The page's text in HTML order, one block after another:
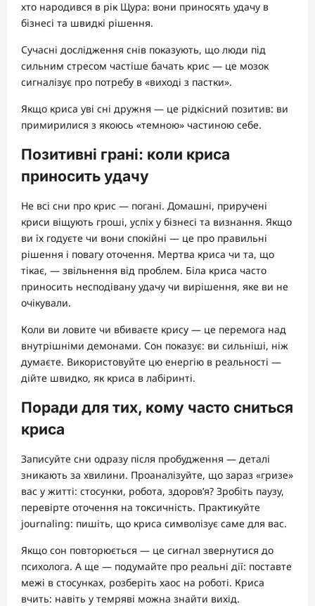
хто народився в рік Щура: вони приносять удачу в
бізнесі та швидкі рішення.
Сучасні дослідження снів показують, що люди під
сильним стресом частіше бачать крис — це мозок
сигналізує про потребу в «виході з пастки».
Якщо криса уві сні дружня — це рідкісний позитив: ви
примирилися з якоюсь «темною» частиною себе.
Позитивні грані: коли криса
приносить удачу
Не всі сни про крис — погані. Домашні, приручені
криси віщують гроші, успіх у бізнесі та визнання. Якщо
ви їх годуєте чи вони спокійні — це про правильні
рішення і повагу оточення. Мертва криса чи та, що
тікає, — звільнення від проблем. Біла криса часто
приносить несподівану удачу чи вирішення, яке ви не
очікували.
Коли ви ловите чи вбиваєте крису — це перемога над
внутрішніми демонами. Сон показує: ви сильніші, ніж
думаєте. Використовуйте цю енергію в реальності —
дійте швидко, як криса в лабіринті.
Поради для тих, кому часто сниться
криса
Записуйте сни одразу після пробудження — деталі
зникають за хвилини. Проаналізуйте, що зараз «гризе»
вас у житті: стосунки, робота, здоров’я? Зробіть паузу,
перевірте оточення на токсичність. Практикуйте
journaling: пишіть, що криса символізує саме для вас.
Якщо сон повторюється — це сигнал звернутися до
психолога. А ще — подумайте про реальні дії: поставте
межі в стосунках, розберіть хаос на роботі. Криса
вчить: навіть у темряві можна знайти вихід.